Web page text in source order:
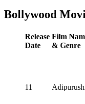
Bollywood
Release
Date
Film
& Genre
11